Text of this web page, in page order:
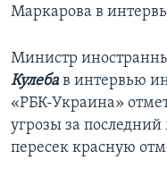
Маркарова в
Министр
Кулебав интервью
«РБК-Украина»
угрозы за
пересек красную